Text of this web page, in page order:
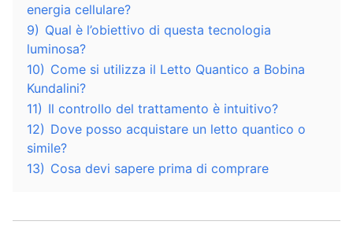
energia cellulare?
9) Qual è l’obiettivo di questa tecnologia
luminosa?
10) Come si utilizza il Letto Quantico a Bobina
Kundalini?
11) Il controllo del trattamento è intuitivo?
12) Dove posso acquistare un letto quantico o
simile?
13) Cosa devi sapere prima di comprare